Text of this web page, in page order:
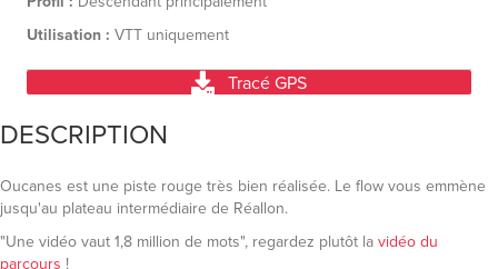
DESCRIPTION
Oucanes est une piste rouge très bien réalisée. Le flow vous emmène
jusqu'au plateau intermédiaire de Réallon.
"Une vidéo vaut 1,8 million de mots", regardez plutôt lavidéo du
parcours !
Utilisation : VTT uniquement
Tracé GPS